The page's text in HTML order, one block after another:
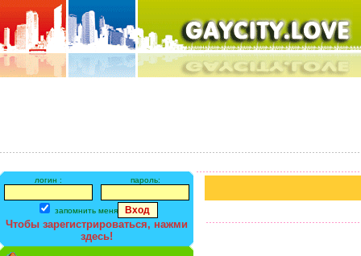
логин : пароль:
запомнить меня
Чтобы зарегистрироваться, нажми
здесь!